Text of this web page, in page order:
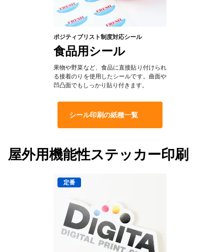
ポジティブリスト制度対応シール
食品用シール
果物や野菜など、食品に直接貼り付けられ
る接着のりを使用したシールです。曲面や
凹凸面でもしっかり貼り付きます。
シール印刷の紙種一覧
屋外用機能性ステッカー印刷